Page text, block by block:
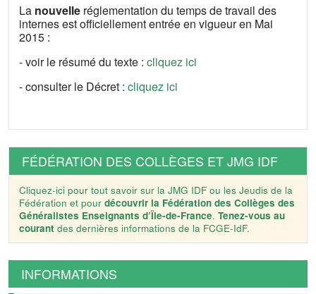
La nouvelle réglementation du temps de travail des
internes est officiellement entrée en vigueur en Mai
2015 :
- voir le résumé du texte : cliquez ici
- consulter le Décret : cliquez ici
FÉDÉRATION DES COLLÈGES ET JMG IDF
Cliquez-ici pour tout savoir sur la JMG IDF ou les Jeudis de la
Fédération et pour découvrir la Fédération des Collèges des
Généralistes Enseignants d’Ïle-de-France. Tenez-vous au
courant des dernières informations de la FCGE-IdF.
INFORMATIONS